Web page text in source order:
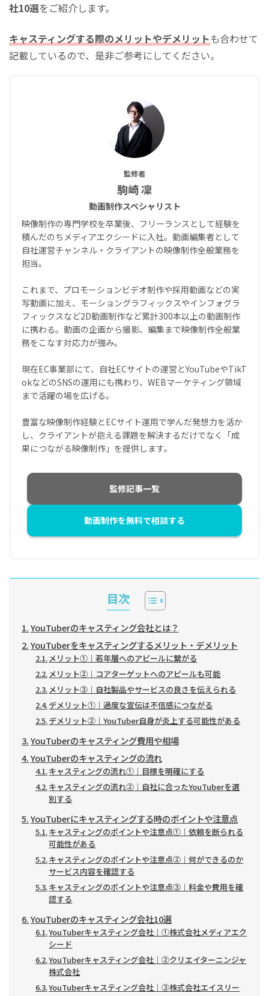
社10選をご紹介します。
キャスティングする際のメリットやデメリットも合わせて
記載しているので、是非ご参考にしてください。
監修者
駒崎 凜
動画制作スペシャリスト
映像制作の専門学校を卒業後、フリーランスとして経験を
積んだのちメディアエクシードに入社。動画編集者として
自社運営チャンネル・クライアントの映像制作全般業務を
担当。
これまで、プロモーションビデオ制作や採用動画などの実
写動画に加え、モーショングラフィックスやインフォグラ
フィックスなど2D動画制作など累計300本以上の動画制作
に携わる。動画の企画から撮影、編集まで映像制作全般業
務をこなす対応力が強み。
現在EC事業部にて、自社ECサイトの運営とYouTubeやTikT
okなどのSNSの運用にも携わり、WEBマーケティング領域
まで活躍の場を広げる。
豊富な映像制作経験とECサイト運用で学んだ発想力を活か
し、クライアントが抱える課題を解決するだけでなく「成
果につながる映像制作」を提供します。
監修記事一覧
動画制作を無料で相談する
目次
YouTuberのキャスティング会社とは？
YouTuberをキャスティングするメリット・デメリット
メリット①｜若年層へのアピールに繋がる
メリット②｜コアターゲットへのアピールも可能
メリット③｜自社製品やサービスの良さを伝えられる
デメリット①｜過度な宣伝は不信感につながる
デメリット②｜YouTuber自身が炎上する可能性がある
YouTuberのキャスティング費用や相場
YouTuberのキャスティングの流れ
キャスティングの流れ①｜目標を明確にする
キャスティングの流れ②｜自社に合ったYouTuberを選
別する
YouTuberにキャスティングする時のポイントや注意点
キャスティングのポイントや注意点①｜依頼を断られる
可能性がある
キャスティングのポイントや注意点②｜何ができるのか
サービス内容を確認する
キャスティングのポイントや注意点③｜料金や費用を確
認する
YouTuberのキャスティング会社10選
YouTuberキャスティング会社｜①株式会社メディアエク
シード
YouTuberキャスティング会社｜②クリエイターニンジャ
株式会社
YouTuberキャスティング会社｜③株式会社エイスリー